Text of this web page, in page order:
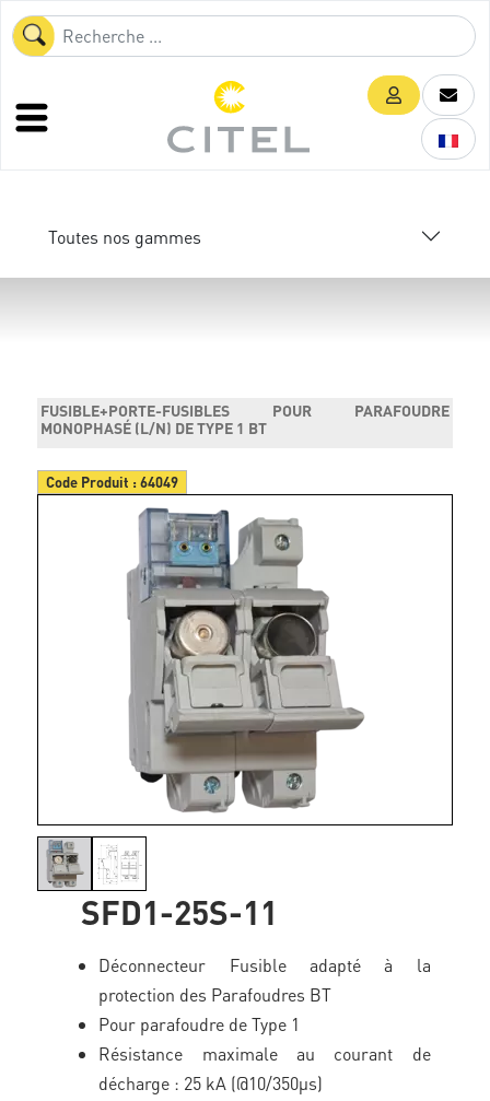
Toutes nos gammes
FUSIBLE+PORTE-FUSIBLES POUR PARAFOUDRE
MONOPHASÉ (L/N) DE TYPE 1 BT
Code Produit :64049
SFD1-25S-11
Déconnecteur Fusible adapté à la
protection des Parafoudres BT
Pour parafoudre de Type 1
Résistance maximale au courant de
décharge : 25 kA (@10/350µs)